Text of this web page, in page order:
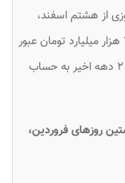
از هشتم اسفند،
میزان مخاطبان را به ۳۵ میلیون نفر و گیشه را از ۲ هزار میلیارد تومان عبور
خواهد داد که یک رکوردشکنی تاریخی طی بیش از ۲ دهه اخیر به حساب
روزهای فروردین،